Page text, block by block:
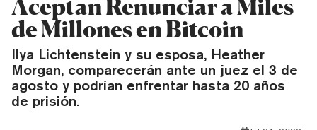
Aceptan Renunciar a Miles
de Millones en Bitcoin
Ilya Lichtenstein y su esposa, Heather
Morgan, comparecerán ante un juez el 3 de
agosto y podrían enfrentar hasta 20 años
de prisión.